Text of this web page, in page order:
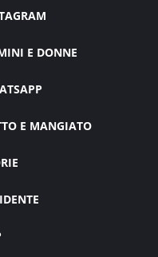
E DONNE
E MANGIATO